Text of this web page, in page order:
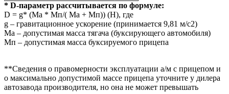
* D-параметр рассчитывается по формуле:
D = g* (Mа * Мп/( Mа + Мп)) (Н), где
g – гравитационное ускорение (принимается 9,81 м/с2)
Mа – допустимая масса тягача (буксирующего автомобиля)
Мп – допустимая масса буксируемого прицепа
**Сведения о правомерности эксплуатации а/м с прицепом и
о максимально допустимой массе прицепа уточните у дилера
автозавода производителя, но она не может превышать